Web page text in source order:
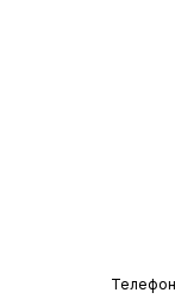
Телефон